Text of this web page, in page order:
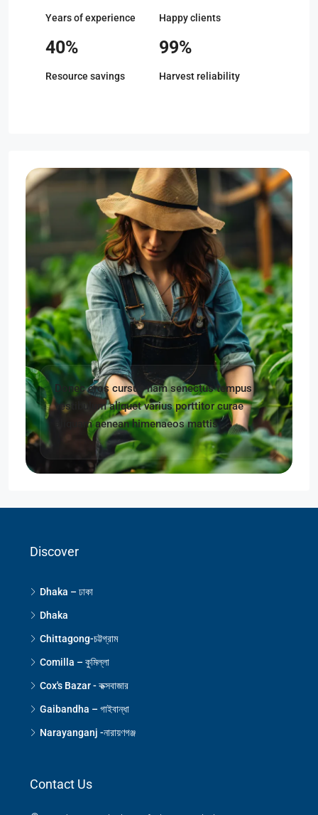
Years of experience Happy clients
40%
Resource savings
99%
Harvest reliability
Donec eros cursus nam senectus tempus
vestibulum aliquet varius porttitor curae
aliquam aenean himenaeos mattis
Discover
Dhaka – ঢাকা
Dhaka
Chittagong-চট্টগ্রাম
Comilla – কুমিল্লা
Cox's Bazar - কক্সবাজার
Gaibandha – গাইবান্ধা
Narayanganj -নারায়ণগঞ্জ
Contact Us